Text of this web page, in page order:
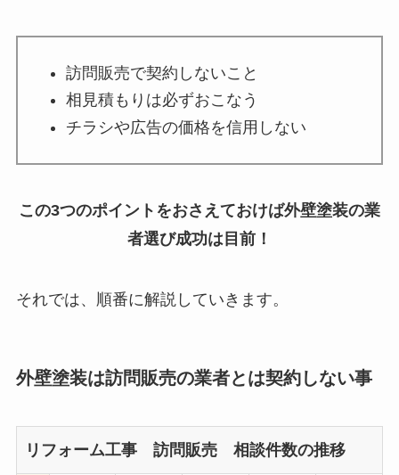
訪問販売で契約しないこと
相見積もりは必ずおこなう
チラシや広告の価格を信用しない
この3つのポイントをおさえておけば外壁塗装の業
者選び成功は目前！
それでは、順番に解説していきます。
外壁塗装は訪問販売の業者とは契約しない事
リフォーム工事 訪問販売 相談件数の推移